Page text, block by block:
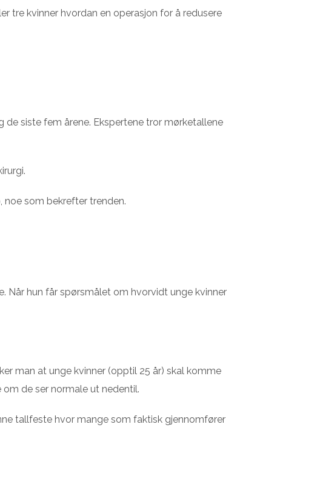
tre kvinner hvordan en operasjon for å redusere
siste fem årene. Ekspertene tror mørketallene
noe som bekrefter trenden.
Når hun får spørsmålet om hvorvidt unge kvinner
man at unge kvinner (opptil 25 år) skal komme
de ser normale ut nedentil.
tallfeste hvor mange som faktisk gjennomfører